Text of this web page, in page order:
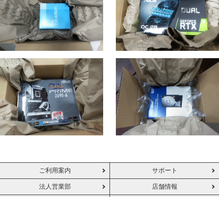
ご利用案内 サポート
法人営業部 店舗情報